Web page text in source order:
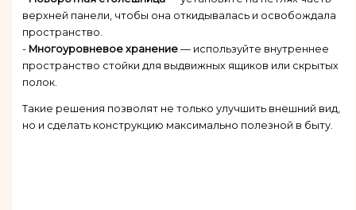
верхней панели, чтобы она откидывалась и освобождала
пространство.
- Многоуровневое хранение— используйте внутреннее
пространство стойки для выдвижных ящиков или скрытых
полок.
Такие решения позволят не только улучшить внешний вид,
но и сделать конструкцию максимально полезной в быту.